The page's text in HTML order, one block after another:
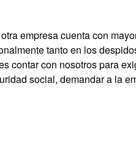
empresa cuenta con
tanto en los
contar con nosotros para
social, demandar a la